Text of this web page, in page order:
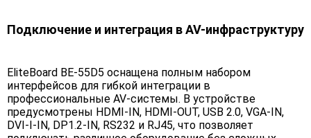
Подключение и интеграция в AV-инфраструктуру
EliteBoard BE-55D5 оснащена полным набором
интерфейсов для гибкой интеграции в
профессиональные AV-системы. В устройстве
предусмотрены HDMI-IN, HDMI-OUT, USB 2.0, VGA-IN,
DVI-I-IN, DP1.2-IN, RS232 и RJ45, что позволяет